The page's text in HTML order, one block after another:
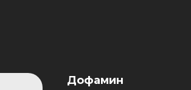
Дофамин